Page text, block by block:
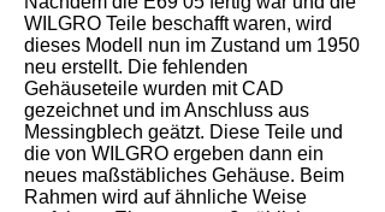
WILGRO Teile beschafft waren, wird
dieses Modell nun im Zustand um 1950
neu erstellt. Die fehlenden
Gehäuseteile wurden mit CAD
gezeichnet und im Anschluss aus
Messingblech geätzt. Diese Teile und
die von WILGRO ergeben dann ein
neues maßstäbliches Gehäuse. Beim
Rahmen wird auf ähnliche Weise